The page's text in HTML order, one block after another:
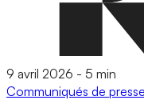
9 avril 2026 - 5 min
Communiqués de presse